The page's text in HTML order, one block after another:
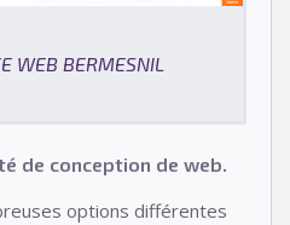
WEB BERMESNIL
de conception de web.
options différentes